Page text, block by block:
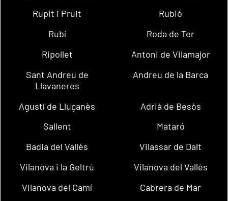
Rupit i Pruit
Rubió
Rubí
Roda de Ter
Ripollet
Antoni de Vilamajor
Sant Andreu de
Llavaneres
Andreu de la Barca
Agustí de Lluçanès
Adrià de Besòs
Sallent
Mataró
Badia del Vallès
Vilassar de Dalt
Vilanova i la Geltrú
Vilanova del Vallès
Vilanova del Camí
Cabrera de Mar